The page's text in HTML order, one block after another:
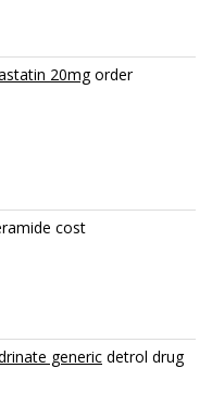
20mgorder
cost
generic detrol drug